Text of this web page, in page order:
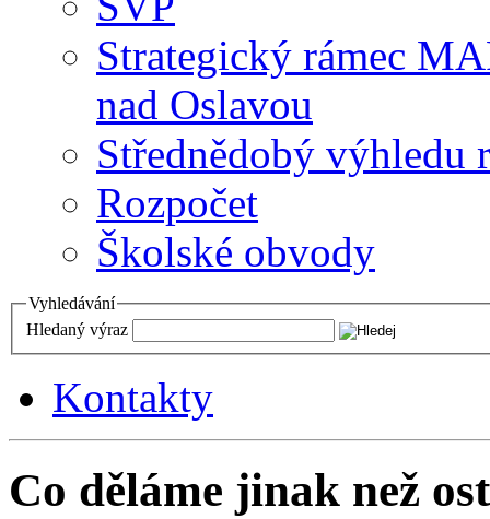
Strategický rámec
nad Oslavou
Střednědobý výhledu
Rozpočet
Školské obvody
Vyhledávání
Hledaný výraz
Kontakty
Co děláme jinak než